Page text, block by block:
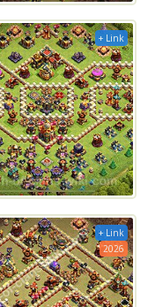
+ Link
+ Link
2026